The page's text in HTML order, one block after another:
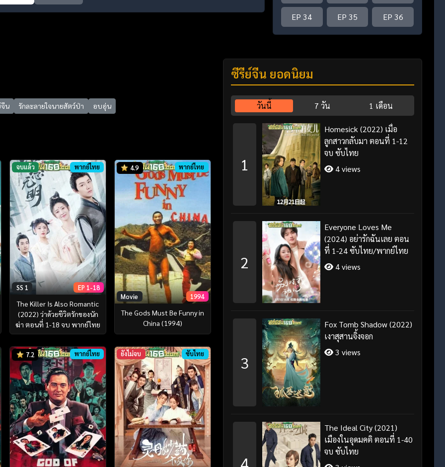
EP 34 EP 35 EP 36
จีน รักละลายใจนายสัตว์ป่า อบอุ่น
จบแล้ว พากย์ไทย
SS 1 EP 1-18
The Killer Is Also Romantic
(2022) ว่าด้วยชีวิตรักของนัก
ฆ่า ตอนที่ 1-18 จบ พากย์ไทย
4.9 พากย์ไทย
Movie 1994
The Gods Must Be Funny in
China (1994)
7.2 พากย์ไทย ยังไม่จบ ซับไทย
ซีรี่ย์จีน ยอดนิยม
วันนี้ 7 วัน 1 เดือน
1
Homesick (2022) เมื่อ
ลูกสาวกลับมา ตอนที่ 1-12
จบ ซับไทย
4 views
2
Everyone Loves Me
(2024) อย่ารักฉันเลย ตอน
ที่ 1-24 ซับไทย/พากย์ไทย
4 views
3
Fox Tomb Shadow (2022)
เงาสุสานจิ้งจอก
3 views
4
The Ideal City (2021)
เมืองในอุดมคติ ตอนที่ 1-40
จบ ซับไทย